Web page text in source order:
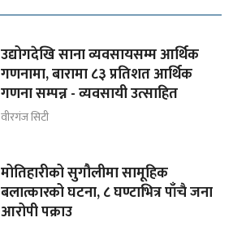
उद्योगदेखि साना व्यवसायसम्म आर्थिक
गणनामा, बारामा ८३ प्रतिशत आर्थिक
गणना सम्पन्न - व्यवसायी उत्साहित
वीरगंज सिटी
मोतिहारीको सुगौलीमा सामूहिक
बलात्कारको घटना, ८ घण्टाभित्र पाँचै जना
आरोपी पक्राउ